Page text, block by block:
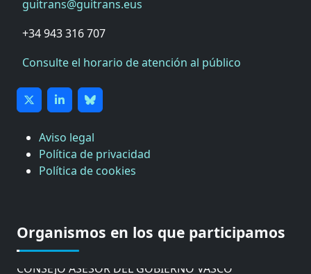
guitrans@guitrans.eus
+34 943 316 707
Consulte el horario de atención al público
Aviso legal
Política de privacidad
Política de cookies
Organismos en los que participamos
AYUNTAMIENTO DE DONOSTIA
COMITÉ DE INSPECCION DE GIPUZKOA